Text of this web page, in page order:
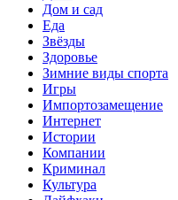
Дом и сад
Еда
Звёзды
Здоровье
Зимние виды спорта
Игры
Импортозамещение
Интернет
Истории
Компании
Криминал
Культура